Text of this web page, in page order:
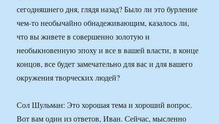
сегодняшнего дня, глядя назад? Было ли это бурление
чем-то необычайно обнадеживающим, казалось ли,
что вы живете в совершенно золотую и
необыкновенную эпоху и все в вашей власти, в конце
концов, все будет замечательно для вас и для вашего
окружения творческих людей?
Сол Шульман: Это хорошая тема и хороший вопрос.
Вот вам один из ответов, Иван. Сейчас, мысленно